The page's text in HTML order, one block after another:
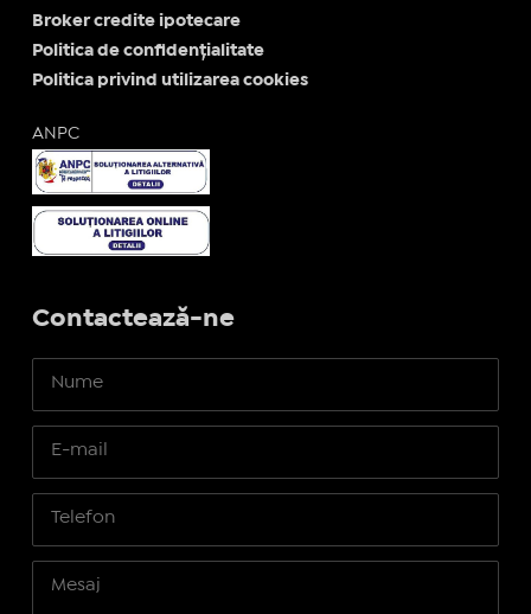
Broker credite ipotecare
Politica de confidențialitate
Politica privind utilizarea cookies
ANPC
Contactează-ne